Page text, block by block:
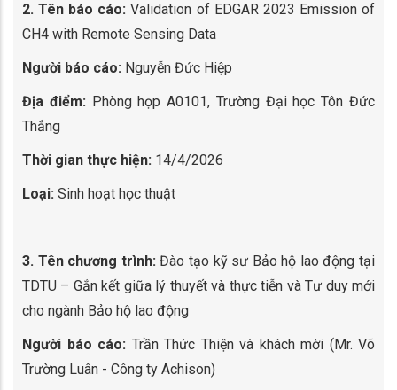
2. Tên báo cáo: Validation of EDGAR 2023 Emission of
CH4 with Remote Sensing Data
Người báo cáo: Nguyễn Đức Hiệp
Địa điểm: Phòng họp A0101, Trường Đại học Tôn Đức
Thắng
Thời gian thực hiện: 14/4/2026
Loại: Sinh hoạt học thuật
3. Tên chương trình: Đào tạo kỹ sư Bảo hộ lao động tại
TDTU – Gắn kết giữa lý thuyết và thực tiễn và Tư duy mới
cho ngành Bảo hộ lao động
Người báo cáo: Trần Thức Thiện và khách mời (Mr. Võ
Trường Luân - Công ty Achison)